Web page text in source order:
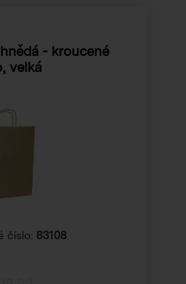
- kroucené
velká
číslo: 83108